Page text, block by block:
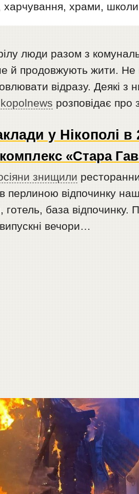
харчування, храми,
люди разом з
й продовжують жити. Не
відразу. Деякі з
розповідає про
у Нікополі в
«Стара
знищили
перлиною відпочинку
база відпочинку.
вечори…